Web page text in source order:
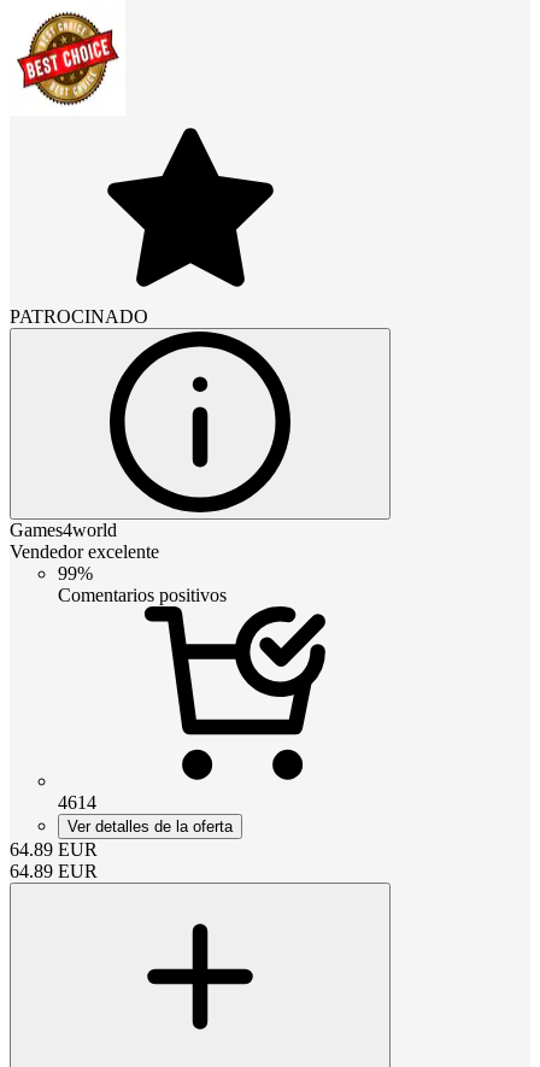
PATROCINADO
Games4world
Vendedor excelente
99%
Comentarios positivos
4614
Ver detalles de la oferta
64.89 EUR
64.89 EUR